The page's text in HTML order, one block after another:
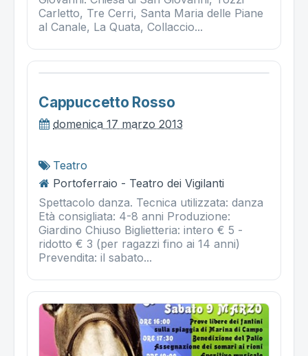
Carletto, Tre Cerri, Santa Maria delle Piane
al Canale, La Quata, Collaccio...
Cappuccetto Rosso
domenica 17 marzo 2013
Teatro
Portoferraio - Teatro dei Vigilanti
Spettacolo danza. Tecnica utilizzata: danza
Età consigliata: 4-8 anni Produzione:
Giardino Chiuso Biglietteria: intero € 5 -
ridotto € 3 (per ragazzi fino ai 14 anni)
Prevendita: il sabato...